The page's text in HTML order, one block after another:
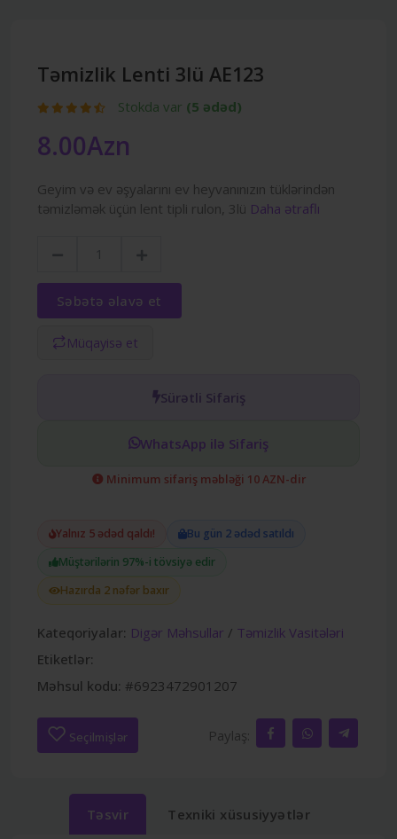
Təmizlik Lenti 3lü AE123
Stokda var (5 ədəd)
8.00Azn
Geyim və ev əşyalarını ev heyvanınızın tüklərindən
təmizləmək üçün lent tipli rulon, 3lü Daha ətraflı
Səbətə əlavə et
Müqayisə et
Sürətli Sifariş
WhatsApp ilə Sifariş
Minimum sifariş məbləği 10 AZN-dir
Yalnız 5 ədəd qaldı!
Bu gün 2 ədəd satıldı
Müştərilərin 97%-i tövsiyə edir
Hazırda 2 nəfər baxır
Kateqoriyalar: Digər Məhsullar / Təmizlik Vasitələri
Etiketlər:
Məhsul kodu: #6923472901207
Seçilmişlər Paylaş:
Təsvir Texniki xüsusiyyətlər